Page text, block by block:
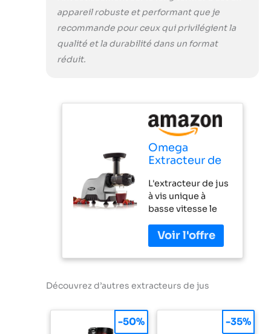
appareil robuste et performant que je
recommande pour ceux qui privilégient la
qualité et la durabilité dans un format
réduit.
Omega
Extracteur de
Compact
Juicer |
OMEGA, 200-
Watt, Gris
L'extracteur de jus
à vis unique à
basse vitesse le
d'Omega La basse
vitesse (80
trs/min) minimise
chaleur et
Nettoyage facile
et fonctionnement
Découvrez d’autres extracteurs de jus
-50% -35%